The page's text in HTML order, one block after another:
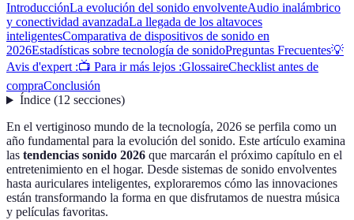
IntroducciónLa evolución del sonido envolventeAudio inalámbrico
y conectividad avanzadaLa llegada de los altavoces
inteligentesComparativa de dispositivos de sonido en
2026Estadísticas sobre tecnología de sonidoPreguntas Frecuentes💡
Avis d'expert :📺 Para ir más lejos :GlossaireChecklist antes de
compraConclusión
Índice(12 secciones)
En el vertiginoso mundo de la tecnología, 2026 se perfila como un
año fundamental para la evolución del sonido. Este artículo examina
las tendencias sonido 2026 que marcarán el próximo capítulo en el
entretenimiento en el hogar. Desde sistemas de sonido envolventes
hasta auriculares inteligentes, exploraremos cómo las innovaciones
están transformando la forma en que disfrutamos de nuestra música
y películas favoritas.